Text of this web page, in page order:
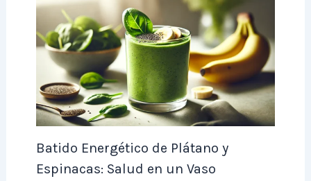
Batido Energético de Plátano y
Espinacas: Salud en un Vaso